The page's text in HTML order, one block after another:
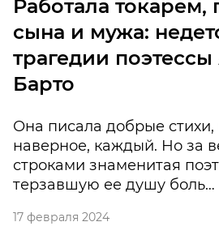
Работала токарем,
сына и мужа:
трагедии
Барто
Она писала добрые стихи,
наверное, каждый. Но за
строками знаменитая
терзавшую ее душу боль…
17 февраля 2024